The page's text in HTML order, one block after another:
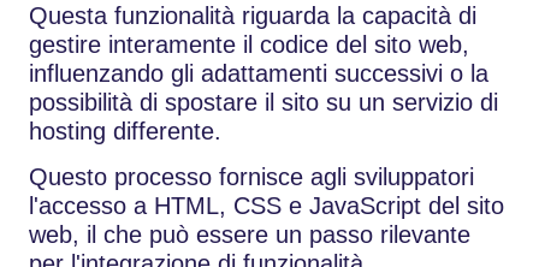
Questa funzionalità riguarda la capacità di
gestire interamente il codice del sito web,
influenzando gli adattamenti successivi o la
possibilità di spostare il sito su un servizio di
hosting differente.
Questo processo fornisce agli sviluppatori
l'accesso a HTML, CSS e JavaScript del sito
web, il che può essere un passo rilevante